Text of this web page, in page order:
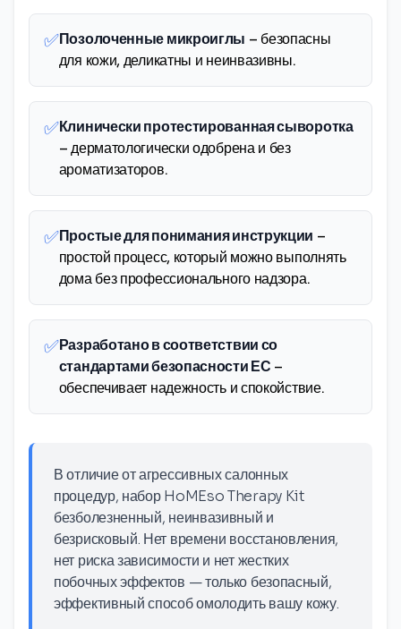
✅Позолоченные микроиглы – безопасны
для кожи, деликатны и неинвазивны.
✅Клинически протестированная сыворотка
– дерматологически одобрена и без
ароматизаторов.
✅Простые для понимания инструкции –
простой процесс, который можно выполнять
дома без профессионального надзора.
✅Разработано в соответствии со
стандартами безопасности ЕС –
обеспечивает надежность и спокойствие.
В отличие от агрессивных салонных
процедур, набор HoMEso Therapy Kit
безболезненный, неинвазивный и
безрисковый. Нет времени восстановления,
нет риска зависимости и нет жестких
побочных эффектов — только безопасный,
эффективный способ омолодить вашу кожу.